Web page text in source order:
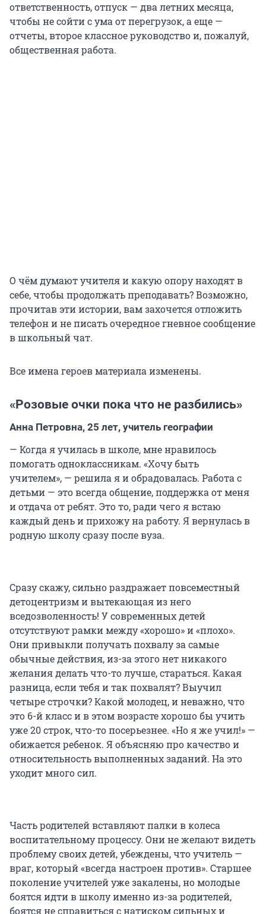
ответственность, отпуск — два летних месяца,
чтобы не сойти с ума от перегрузок, а еще —
отчеты, второе классное руководство и, пожалуй,
общественная работа.
О чём думают учителя и какую опору находят в
себе, чтобы продолжать преподавать? Возможно,
прочитав эти истории, вам захочется отложить
телефон и не писать очередное гневное сообщение
в школьный чат.
Все имена героев материала изменены.
«Розовые очки пока что не разбились»
Анна Петровна, 25 лет, учитель географии
— Когда я училась в школе, мне нравилось
помогать одноклассникам. «Хочу быть
учителем», — решила я и обрадовалась. Работа с
детьми — это всегда общение, поддержка от меня
и отдача от ребят. Это то, ради чего я встаю
каждый день и прихожу на работу. Я вернулась в
родную школу сразу после вуза.
Сразу скажу, сильно раздражает повсеместный
детоцентризм и вытекающая из него
вседозволенность! У современных детей
отсутствуют рамки между «хорошо» и «плохо».
Они привыкли получать похвалу за самые
обычные действия, из-за этого нет никакого
желания делать что-то лучше, стараться. Какая
разница, если тебя и так похвалят? Выучил
четыре строчки? Какой молодец, и неважно, что
это 6-й класси в этом возрасте хорошо бы учить
уже20 строк, что-то посерьезнее. «Но я же учил!» —
обижается ребенок. Я объясняю про качество и
относительность выполненных заданий. На это
уходит много сил.
Часть родителей вставляют палки в колеса
воспитательному процессу. Они не желают видеть
проблему своих детей, убеждены, что учитель —
враг, который «всегда настроен против». Старшее
поколение учителей уже закалены, но молодые
боятся идти в школу именно из-за родителей,
боятся не справиться с натиском сильных и